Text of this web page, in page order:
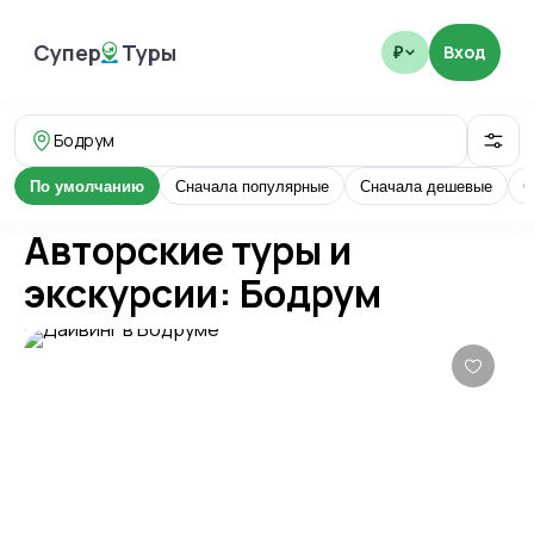
Супер Туры
SuperTours ₽ Вход
Бодрум
По умолчанию Сначала популярные Сначала дешевые
Авторские туры и
экскурсии: Бодрум